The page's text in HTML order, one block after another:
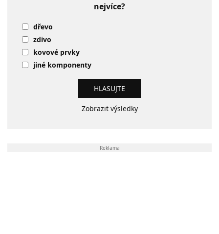
nejvíce?
dřevo
zdivo
kovové prvky
jiné komponenty
Zobrazit výsledky
Reklama